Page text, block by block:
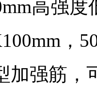
高
加强筋，